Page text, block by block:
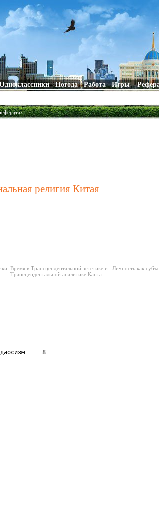
Одноклассники Погода Работа Игры
религия Китая
Время в Трансцендентальной эстетике и
Трансцендентальной аналитике Канта
Личность как
даосизм     8